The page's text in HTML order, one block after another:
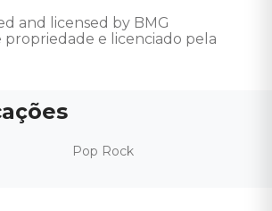
and licensed by BMG
propriedade e licenciado pela
Pop Rock